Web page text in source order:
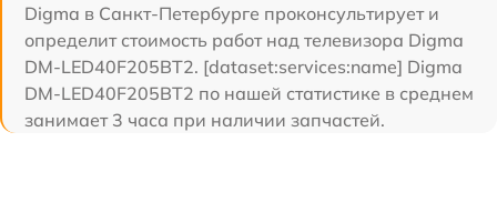
Digma в Санкт-Петербурге проконсультирует и
определит стоимость работ над телевизора Digma
DM-LED40F205BT2. [dataset:services:name] Digma
DM-LED40F205BT2 по нашей статистике в среднем
занимает 3 часа при наличии запчастей.